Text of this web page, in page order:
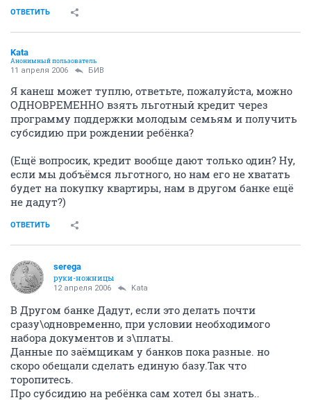
ОТВЕТИТЬ
Kata
Анонимный пользователь
11 апреля 2006 БИВ
Я канеш может туплю, ответьте, пожалуйста, можно
ОДНОВРЕМЕННО взять льготный кредит через
программу поддержки молодым семьям и получить
субсидию при рождении ребёнка?
(Ещё вопросик, кредит вообще дают только один? Ну,
если мы добъёмся льготного, но нам его не хватать
будет на покупку квартиры, нам в другом банке ещё
не дадут?)
ОТВЕТИТЬ
serega
руки-ножницы
12 апреля 2006 Kata
В Другом банке Дадут, если это делать почти
сразу\одновременно, при условии необходимого
набора документов и з\платы.
Данные по заёмщикам у банков пока разные. но
скоро обещали сделать единую базу.Так что
торопитесь.
Про субсидию на ребёнка сам хотел бы знать..